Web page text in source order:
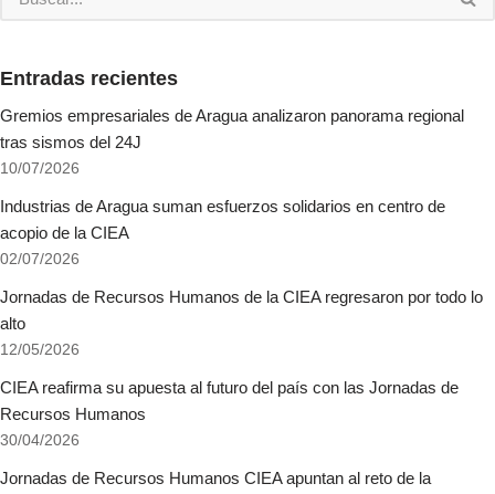
Entradas recientes
Gremios empresariales de Aragua analizaron panorama regional
tras sismos del 24J
10/07/2026
Industrias de Aragua suman esfuerzos solidarios en centro de
acopio de la CIEA
02/07/2026
Jornadas de Recursos Humanos de la CIEA regresaron por todo lo
alto
12/05/2026
CIEA reafirma su apuesta al futuro del país con las Jornadas de
Recursos Humanos
30/04/2026
Jornadas de Recursos Humanos CIEA apuntan al reto de la